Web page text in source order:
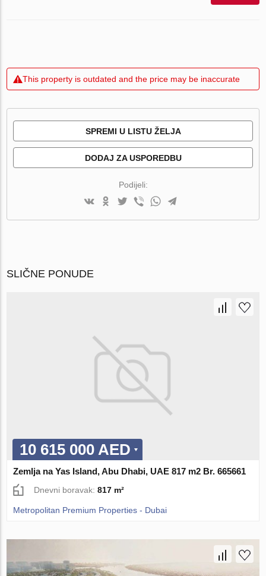
This property is outdated and the price may be inaccurate
SPREMI U LISTU ŽELJA
DODAJ ZA USPOREDBU
Podijeli:
SLIČNE PONUDE
10 615 000 AED
Zemlja na Yas Island, Abu Dhabi, UAE 817 m2 Br. 665661
Dnevni boravak:817 m²
Metropolitan Premium Properties - Dubai